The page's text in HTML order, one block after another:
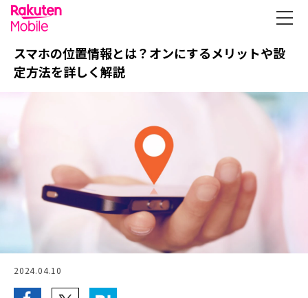
スマホの位置情報とは？オンにするメリットや設
定方法を詳しく解説
2024.04.10